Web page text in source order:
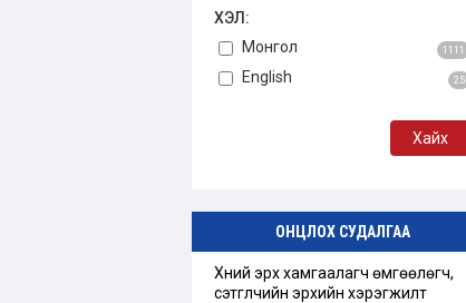
ХЭЛ:
Монгол
1111
English 25
ОНЦЛОХ СУДАЛГАА
Хүний эрх хамгаалагч өмгөөлөгч,
сэтгүүлчийн эрхийн хэрэгжилт